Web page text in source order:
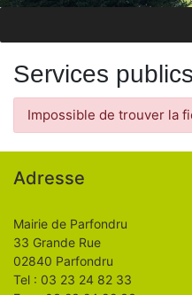
Services publics
Impossible de trouver la
Adresse
Mairie de Parfondru
33 Grande Rue
02840 Parfondru
Tel : 03 23 24 82 33